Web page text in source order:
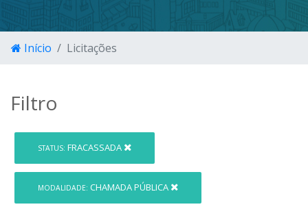
Início Licitações
Filtro
STATUS: FRACASSADA
MODALIDADE: CHAMADA PÚBLICA